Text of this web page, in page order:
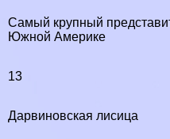
Самый крупный
Южной Америке
13
Дарвиновская лисица